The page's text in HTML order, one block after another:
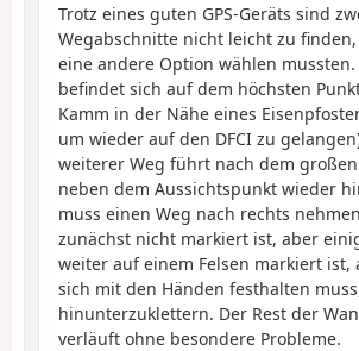
Trotz eines guten GPS-Geräts sind
Wegabschnitte nicht leicht zu
eine andere Option wählen
befindet sich auf dem höchsten
Kamm in der Nähe eines
um wieder auf den DFCI zu
weiterer Weg führt nach dem
neben dem Aussichtspunkt wieder
muss einen Weg nach rechts
zunächst nicht markiert ist, aber
weiter auf einem Felsen markiert ist,
sich mit den Händen festhalten
hinunterzuklettern. Der Rest der
verläuft ohne besondere Probleme.